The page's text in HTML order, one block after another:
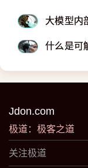
大模型内
什么是可
Jdon.com
极道：极客之道
关注极道